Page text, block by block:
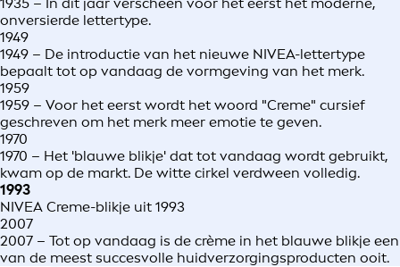
onversierde lettertype.
1949
1949 – De introductie van het nieuwe NIVEA-lettertype
bepaalt tot op vandaag de vormgeving van het merk.
1959
1959 – Voor het eerst wordt het woord "Creme" cursief
geschreven om het merk meer emotie te geven.
1970
1970 – Het 'blauwe blikje' dat tot vandaag wordt gebruikt,
kwam op de markt. De witte cirkel verdween volledig.
1993
NIVEA Creme-blikje uit 1993
2007
2007 – Tot op vandaag is de crème in het blauwe blikje een
van de meest succesvolle huidverzorgingsproducten ooit.